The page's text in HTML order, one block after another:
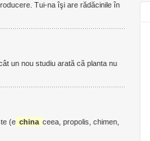
... acute sau cronice legate de stress, ale aparatului digestiv, respirator şi organelor de reproducere. Tui-na îşi are rădăcinile în
un nou studiu arată că planta nu
(e china ceea, propolis, chimen,